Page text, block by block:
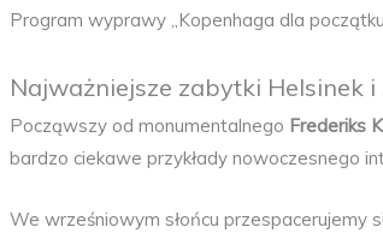
Program wyprawy „Kopenhaga dla
Najważniejsze zabytki Helsinek
Począwszy od monumentalnego Frederiks
bardzo ciekawe przykłady nowoczesnego
We wrześniowym słońcu przespacerujemy